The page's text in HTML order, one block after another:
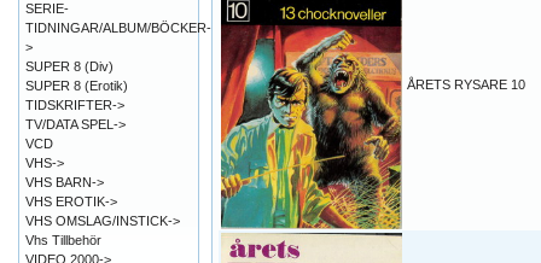
ÅRETS RYSARE 10
SERIE-
TIDNINGAR/ALBUM/BÖCKER-
>
SUPER 8 (Div)
SUPER 8 (Erotik)
TIDSKRIFTER->
TV/DATA SPEL->
VCD
VHS->
VHS BARN->
VHS EROTIK->
VHS OMSLAG/INSTICK->
Vhs Tillbehör
VIDEO 2000->